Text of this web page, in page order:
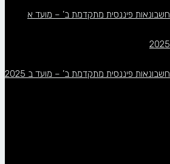
חשבונאות פיננסית מתקדמת ב’ – מועד א
2025
חשבונאות פיננסית מתקדמת ב’ – מועד ב 2025